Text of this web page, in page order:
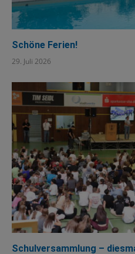
Schöne Ferien!
29. Juli 2026
Schulversammlung –